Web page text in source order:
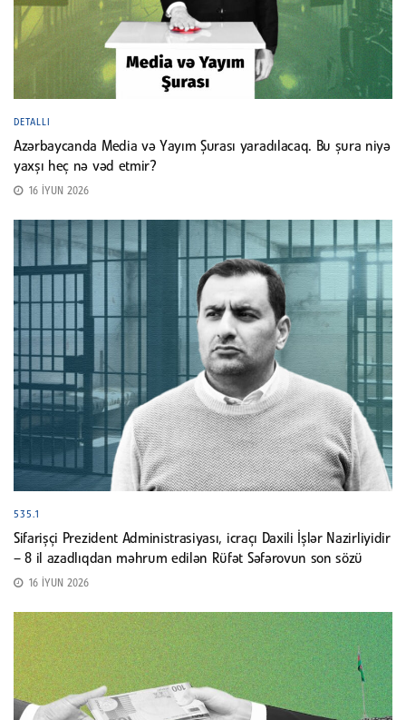
DETALLI
Azərbaycanda Media və Yayım Şurası yaradılacaq. Bu şura niyə
yaxşı heç nə vəd etmir?
16 İYUN 2026
535.1
Sifarişçi Prezident Administrasiyası, icraçı Daxili İşlər Nazirliyidir
– 8 il azadlıqdan məhrum edilən Rüfət Səfərovun son sözü
16 İYUN 2026